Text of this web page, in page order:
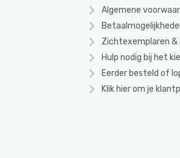
Algemene
Zichtexemplaren &
Hulp nodig bij het
Eerder besteld of
Klik hier om je